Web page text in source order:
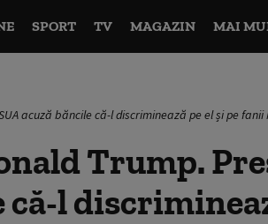
SPORT TV MAGAZIN MAI
acuză băncile că-l discriminează pe el și pe fanii
Trump.
că-l